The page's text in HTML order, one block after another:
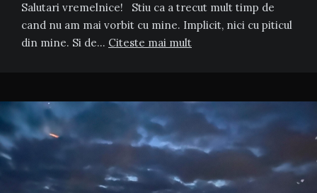
Salutari vremelnice! Stiu ca a trecut mult timp de
cand nu am mai vorbit cu mine. Implicit, nici cu piticul
din mine. Si de… Citeste mai mult